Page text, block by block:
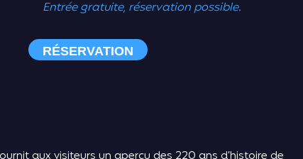
Entrée gratuite, réservation possible.
RÉSERVATION